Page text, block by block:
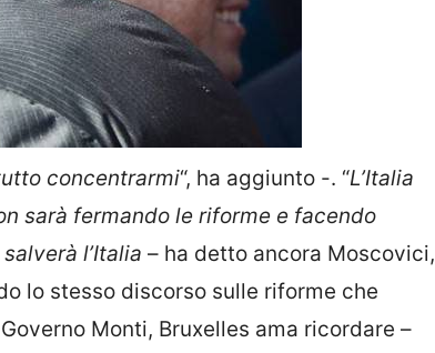
concentrarmi“, ha aggiunto -. “L’Italia
sarà fermando le riforme e facendo
l’Italia – ha detto ancora Moscovici,
lo stesso discorso sulle riforme che
Monti, Bruxelles ama ricordare –